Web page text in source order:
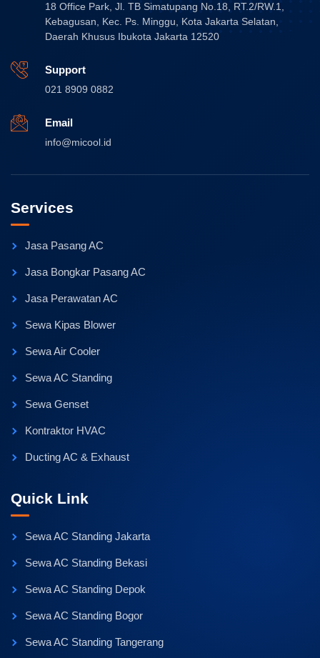
18 Office Park, Jl. TB Simatupang No.18, RT.2/RW.1,
Kebagusan, Kec. Ps. Minggu, Kota Jakarta Selatan,
Daerah Khusus Ibukota Jakarta 12520
Support
021 8909 0882
Email
info@micool.id
Services
Jasa Pasang AC
Jasa Bongkar Pasang AC
Jasa Perawatan AC
Sewa Kipas Blower
Sewa Air Cooler
Sewa AC Standing
Sewa Genset
Kontraktor HVAC
Ducting AC & Exhaust
Quick Link
Sewa AC Standing Jakarta
Sewa AC Standing Bekasi
Sewa AC Standing Depok
Sewa AC Standing Bogor
Sewa AC Standing Tangerang